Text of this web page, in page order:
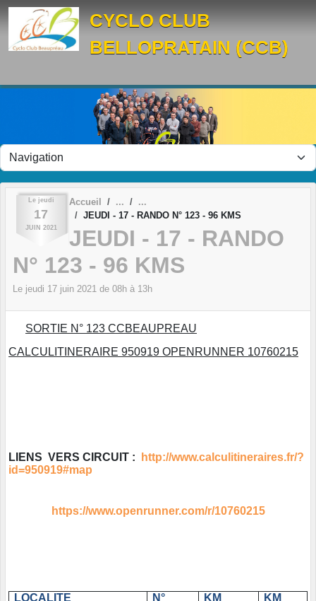
CYCLO CLUB
BELLOPRATAIN (CCB)
Le jeudi
17
JUIN 2021
Accueil
JEUDI - 17 - RANDO N° 123 - 96 KMS
JEUDI - 17 - RANDO
N° 123 - 96 KMS
Le jeudi 17 juin 2021 de 08h à 13h
SORTIE N° 123 CCBEAUPREAU
CALCULITINERAIRE 950919 OPENRUNNER 10760215
LIENS VERS CIRCUIT :
http://www.calculitineraires.fr/?
id=950919#map
https://www.openrunner.com/r/10760215
LOCALITE
N°
KM
KM
Panneau de gestion des cookies